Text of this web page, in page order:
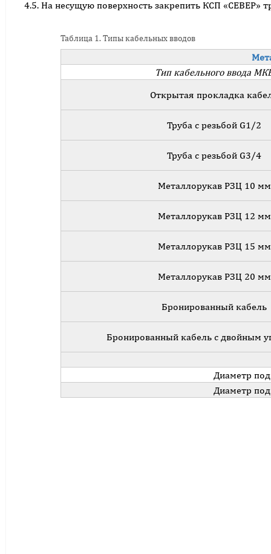
4.5. На несущую поверхность закрепить КСП «СЕВЕР»
Таблица 1. Типы кабельных вводов
Тип кабельного ввода
Открытая прокладка
Труба с резьбой G1/2
Труба с резьбой G3/4
Металлорукав РЗЦ 10 мм
Металлорукав РЗЦ 12 мм
Металлорукав РЗЦ 15 мм
Металлорукав РЗЦ 20 мм
Бронированный кабель
Бронированный кабель с двойным
Диаметр
Диаметр